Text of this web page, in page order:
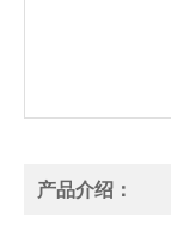
产品介绍：